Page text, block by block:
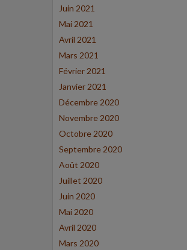
Juin 2021
Mai 2021
Avril 2021
Mars 2021
Février 2021
Janvier 2021
Décembre 2020
Novembre 2020
Octobre 2020
Septembre 2020
Août 2020
Juillet 2020
Juin 2020
Mai 2020
Avril 2020
Mars 2020